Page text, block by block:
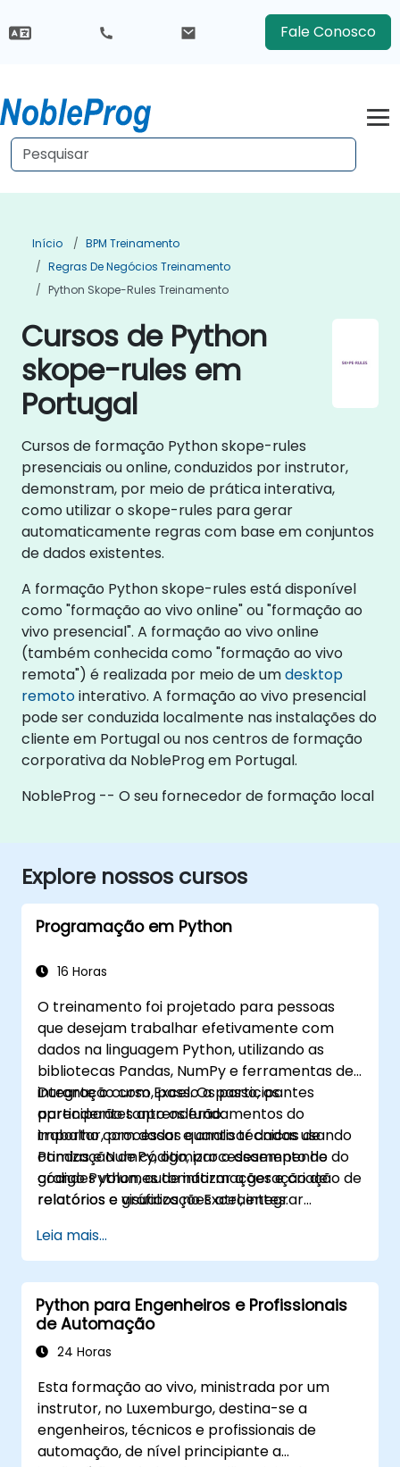
Fale Conosco
Início
BPM Treinamento
Regras De Negócios Treinamento
Python Skope-Rules Treinamento
Cursos de Python
skope-rules em
Portugal
Cursos de formação Python skope-rules
presenciais ou online, conduzidos por instrutor,
demonstram, por meio de prática interativa,
como utilizar o skope-rules para gerar
automaticamente regras com base em conjuntos
de dados existentes.
A formação Python skope-rules está disponível
como "formação ao vivo online" ou "formação ao
vivo presencial". A formação ao vivo online
(também conhecida como "formação ao vivo
remota") é realizada por meio de umdesktop
remotointerativo. A formação ao vivo presencial
pode ser conduzida localmente nas instalações do
cliente em Portugal ou nos centros de formação
corporativa da NobleProg em Portugal.
NobleProg -- O seu fornecedor de formação local
Explore nossos cursos
Programação em Python
16 Horas
O treinamento foi projetado para pessoas
que desejam trabalhar efetivamente com
dados na linguagem Python, utilizando as
bibliotecas Pandas, NumPy e ferramentas de
integração com Excel. Os participantes
aprenderão tanto os fundamentos do
trabalho com dados quanto técnicas de
otimização de código, processamento de
grandes volumes de informações e criação de
relatórios e visualizações atraentes.
Durante o curso, passo a passo, os
participantes aprenderão:
importar, processar e analisar dados usando
Pandas e NumPy, otimizar o desempenho do
código Python, automatizar a geração de
relatórios e gráficos no Excel, integrar
analítico coerente.
Leia mais...
Python para Engenheiros e Profissionais
de Automação
24 Horas
Esta formação ao vivo, ministrada por um
instrutor, no Luxemburgo, destina-se a
engenheiros, técnicos e profissionais de
automação, de nível principiante a